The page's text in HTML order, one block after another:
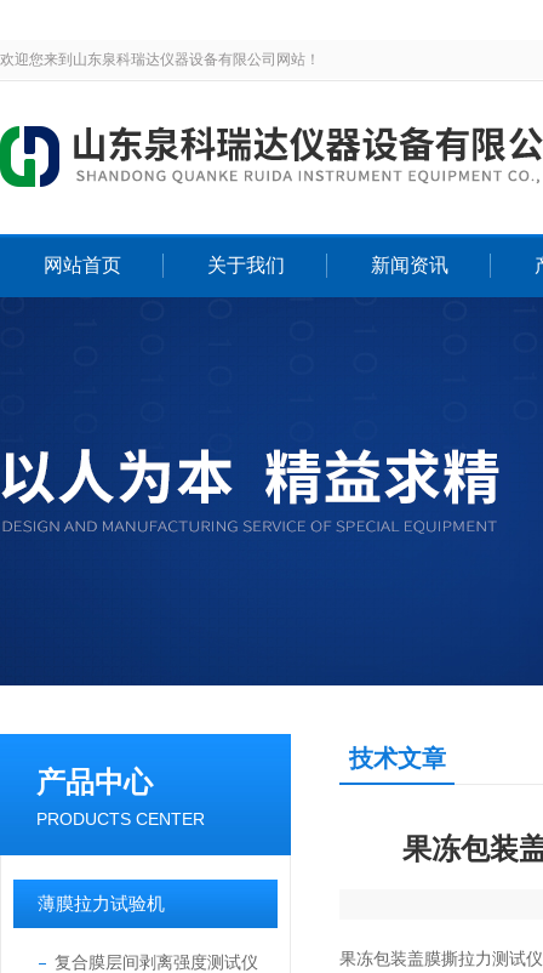
欢迎您来到山东泉科瑞达仪器设备有限公司网站！
网站首页 关于我们 新闻资讯
产品中心
PRODUCTS CENTER
薄膜拉力试验机
复合膜层间剥离强度测试仪
技术文章
果冻包装
果冻包装盖膜撕拉力测试